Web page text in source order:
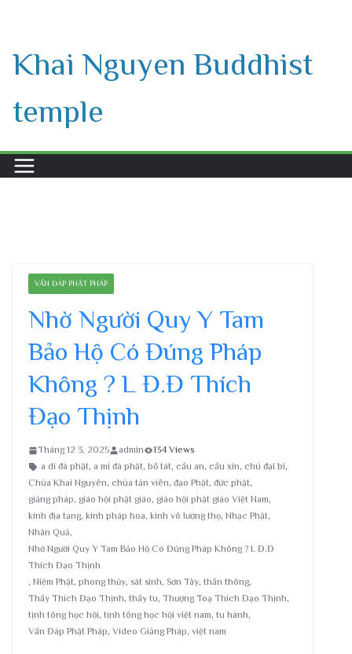
content
Khai Nguyen Buddhist
temple
VẤN ĐÁP PHẬT PHÁP
Nhờ Người Quy Y Tam
Bảo Hộ Có Đúng Pháp
Không ? L Đ.Đ Thích
Đạo Thịnh
Tháng 12 3, 2025 admin
134 Views
a di đà phật, a mi đà phật, bồ tát, cầu an, cầu xin, chú đại bi,
Chùa Khai Nguyên, chùa tản viên, đạo Phật, đức phật,
giảng pháp, giáo hội phật giáo, giáo hội phật giáo Việt Nam,
kinh địa tạng, kinh pháp hoa, kinh vô lượng thọ, Nhạc Phật,
Nhân Quả,
Nhờ Người Quy Y Tam Bảo Hộ Có Đúng Pháp Không ? L Đ.Đ
Thích Đạo Thịnh
, Niệm Phật, phong thủy, sát sinh, Sơn Tây, thần thông,
Thầy Thích Đạo Thịnh, thầy tu, Thượng Toạ Thích Đạo Thịnh,
tịnh tông học hội, tịnh tông học hội việt nam, tu hành,
Vấn Đáp Phật Pháp, Video Giảng Pháp, việt nam